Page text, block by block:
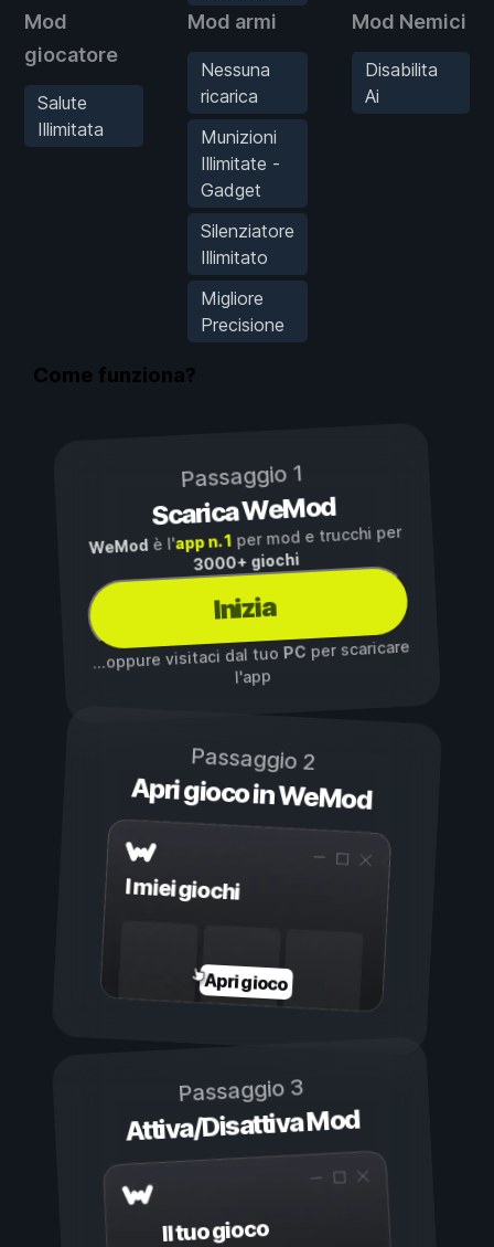
Mod
giocatore
Salute
Illimitata
Mod armi
Nessuna
ricarica
Munizioni
Illimitate -
Gadget
Silenziatore
Illimitato
Migliore
Precisione
Mod Nemici
Disabilita
Ai
Come funziona?
Passaggio 1
Scarica WeMod
WeMod è l'app n. 1per mod e trucchi per
3000+ giochi
Inizia
...oppure visitaci dal tuoPC per scaricare
l'app
Passaggio 2
Apri gioco in WeMod
I miei giochi
Apri gioco
Passaggio 3
Attiva/Disattiva Mod
Il tuo gioco